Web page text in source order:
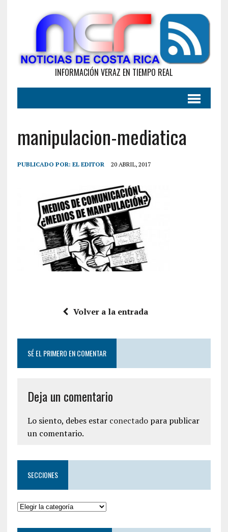
INFORMACIÓN VERAZ EN TIEMPO REAL
manipulacion-mediatica
PUBLICADO POR: EL EDITOR 20 ABRIL, 2017
Volver a la entrada
SÉ EL PRIMERO EN COMENTAR
Deja un comentario
Lo siento, debes estar conectadopara publicar
un comentario.
SECCIONES